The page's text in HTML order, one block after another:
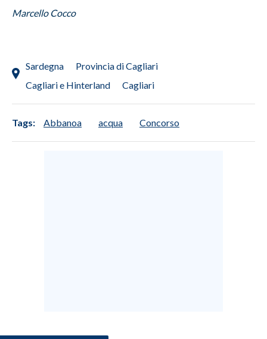
Marcello Cocco
Sardegna
Provincia di Cagliari
Cagliari e Hinterland
Cagliari
Tags: Abbanoa acqua Concorso